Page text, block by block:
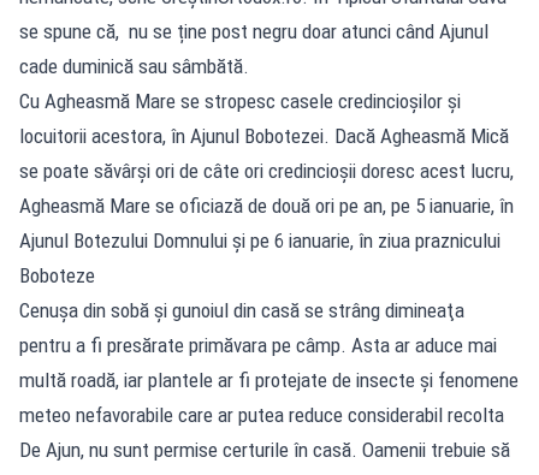
se spune că, nu se ține post negru doar atunci când Ajunul
cade duminică sau sâmbătă.
Cu Agheasmă Mare se stropesc casele credincioșilor și
locuitorii acestora, în Ajunul Bobotezei. Dacă Agheasmă Mică
se poate săvârși ori de câte ori credincioșii doresc acest lucru,
Agheasmă Mare se oficiază de două ori pe an, pe 5 ianuarie, în
Ajunul Botezului Domnului și pe 6 ianuarie, în ziua praznicului
Boboteze
Cenuşa din sobă şi gunoiul din casă se strâng dimineaţa
pentru a fi presărate primăvara pe câmp. Asta ar aduce mai
multă roadă, iar plantele ar fi protejate de insecte și fenomene
meteo nefavorabile care ar putea reduce considerabil recolta
De Ajun, nu sunt permise certurile în casă. Oamenii trebuie să